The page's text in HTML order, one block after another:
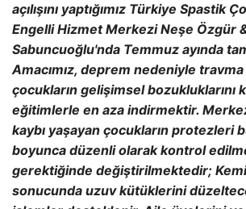
açılışını yaptığımız Türkiye Spastik
Engelli Hizmet Merkezi Neşe Özgür
Sabuncuoğlu'nda Temmuz ayında
Amacımız, deprem nedeniyle
çocukların gelişimsel bozukluklarını
eğitimlerle en aza indirmektir.
kaybı yaşayan çocukların protezleri
boyunca düzenli olarak kontrol
gerektiğinde değiştirilmektedir;
sonucunda uzuv kütüklerini